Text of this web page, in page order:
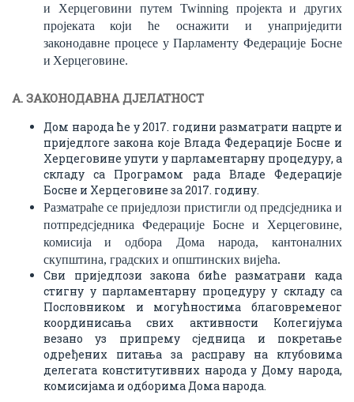
и Херцеговинипутем Twinning пројекта и других
пројеката
који ће оснажити и унаприједити
законодавне процесе у Парламенту Федерације Босне
и Херцеговине.
A. ЗАКОНОДАВНА ДЈЕЛАТНОСТ
Дом народа ће у 2017. години разматрати нацрте и
приједлоге закона које Влада Федерације Босне и
Херцеговине упути у парламентарну процедуру, а
складу са Програмом рада Владе Федерације
Босне и Херцеговине за 2017. годину.
Разматраће се приједлози пристигли од предсједника и
потпредсједника Федерације Босне и Херцеговине,
комисија
и одбора Дома народа,кантоналних
скупштина, градских и општинских вијећа.
Сви приједлози закона биће разматрани када
стигну у парламентарну процедуру у складу са
Пословником и могућностима благовременог
координисања свих активности Колегијума
везано уз припрему сједница и покретање
одређених питања за расправу на клубовима
делегата конститутивних народа у Дому народа,
комисијама и одборима Дома народа.